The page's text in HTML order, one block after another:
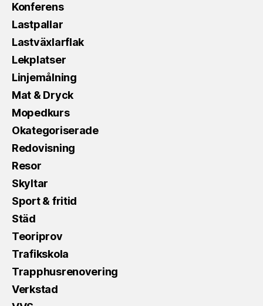
Konferens
Lastpallar
Lastväxlarflak
Lekplatser
Linjemålning
Mat & Dryck
Mopedkurs
Okategoriserade
Redovisning
Resor
Skyltar
Sport & fritid
Städ
Teoriprov
Trafikskola
Trapphusrenovering
Verkstad